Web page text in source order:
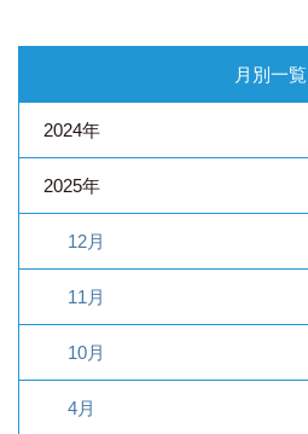
月別一覧
2024年
2025年
12月
11月
10月
4月